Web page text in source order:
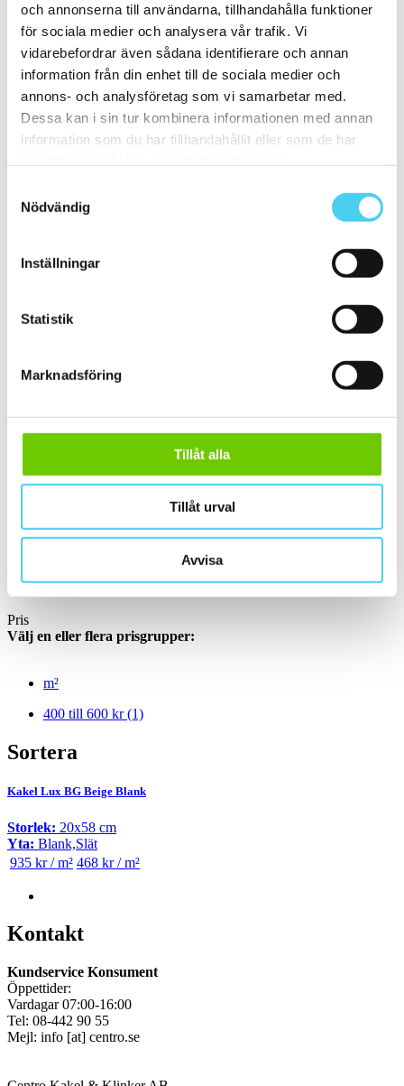
och annonserna till användarna, tillhandahålla funktioner
för sociala medier och analysera vår trafik. Vi
vidarebefordrar även sådana identifierare och annan
information från din enhet till de sociala medier och
annons- och analysföretag som vi samarbetar med.
Dessa kan i sin tur kombinera informationen med annan
information som du har tillhandahållit eller som de har
Nödvändig
Inställningar
Statistik
Marknadsföring
Tillåt alla
Tillåt urval
Avvisa
Små (5 - 20 cm)(5)
ca 10x(1)
(1)
10x60 cm(1)
ca 15x(3)
14.7x29.7 cm(1)
12.5x25 cm(1)
15x30 cm(1)
ca 20x(1)
ca 25x
Yta
Välj önskad yta:
Blank(1)
Kant
Välj önskad kant på plattan:
Pris
Välj en eller flera prisgrupper:
m²
400 till 600 kr(1)
Sortera
Kakel Lux BG Beige Blank
Storlek: 20x58 cm
Yta: Blank,Slät
935 kr / m² 468 kr / m²
Kontakt
Kundservice Konsument
Öppettider:
Vardagar 07:00-16:00
Tel: 08-442 90 55
Mejl: info [at] centro.se